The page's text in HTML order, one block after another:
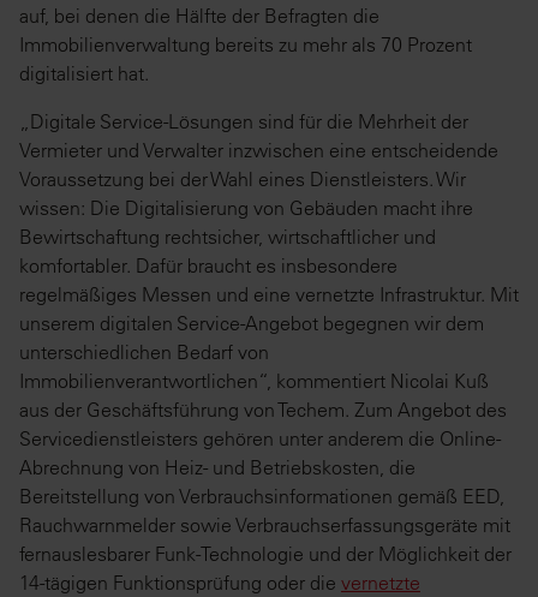
auf, bei denen die Hälfte der Befragten die
Immobilienverwaltung bereits zu mehr als 70 Prozent
digitalisiert hat.
„Digitale Service-Lösungen sind für die Mehrheit der
Vermieter und Verwalter inzwischen eine entscheidende
Voraussetzung bei der Wahl eines Dienstleisters. Wir
wissen: Die Digitalisierung von Gebäuden macht ihre
Bewirtschaftung rechtsicher, wirtschaftlicher und
komfortabler. Dafür braucht es insbesondere
regelmäßiges Messen und eine vernetzte Infrastruktur. Mit
unserem digitalen Service-Angebot begegnen wir dem
unterschiedlichen Bedarf von
Immobilienverantwortlichen“, kommentiert Nicolai Kuß
aus der Geschäftsführung von Techem. Zum Angebot des
Servicedienstleisters gehören unter anderem die Online-
Abrechnung von Heiz- und Betriebskosten, die
Bereitstellung von Verbrauchsinformationen gemäß EED,
Rauchwarnmelder sowie Verbrauchserfassungsgeräte mit
fernauslesbarer Funk-Technologie und der Möglichkeit der
14-tägigen Funktionsprüfung oder die vernetzte